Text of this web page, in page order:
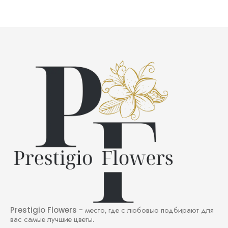
Профессионализм команды: Наши флористы — это не
просто сборщики букетов, а дизайнеры, прошедшие
специализированное обучение. Они умеют работать с цветом,
фактурой и формой, создавая композиции, которые
соответствуют мировым трендам. Мы гордимся нашим
узнаваемым, премиальным стилем, который часто отмечают в
социальных сетях как идеал современной флористики.
Ценный совет от эксперта: Свежий цветок всегда имеет твердый,
сочный стебель и плотные, упругие лепестки. У нас вы можете быть
уверены в этом на 100%.
проверенная Авторитетом
Конкуренция среди интернет магазинов цветов в Днепре
Prestigio Flowers - место, где с любовью подбирают для
вас самые лучшие цветы.